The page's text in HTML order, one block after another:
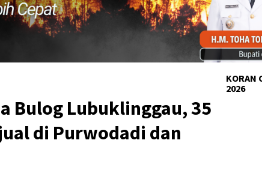
Bulog Lubuklinggau, 35
di Purwodadi dan
KORAN
2026